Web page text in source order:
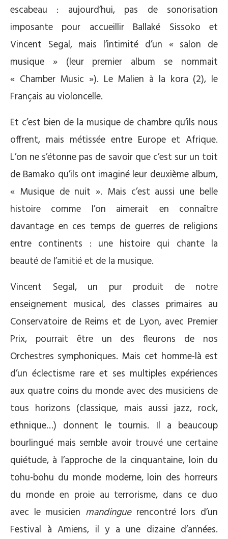
escabeau : aujourd’hui, pas de sonorisation
imposante pour accueillir Ballaké Sissoko et
Vincent Segal, mais l’intimité d’un « salon de
musique » (leur premier album se nommait
« Chamber Music »). Le Malien à la kora (2), le
Français au violoncelle.
Et c’est bien de la musique de chambre qu’ils nous
offrent, mais métissée entre Europe et Afrique.
L’on ne s’étonne pas de savoir que c’est sur un toit
de Bamako qu’ils ont imaginé leur deuxième album,
« Musique de nuit ». Mais c’est aussi une belle
histoire comme l’on aimerait en connaître
davantage en ces temps de guerres de religions
entre continents : une histoire qui chante la
beauté de l’amitié et de la musique.
Vincent Segal, un pur produit de notre
enseignement musical, des classes primaires au
Conservatoire de Reims et de Lyon, avec Premier
Prix, pourrait être un des fleurons de nos
Orchestres symphoniques. Mais cet homme-là est
d’un éclectisme rare et ses multiples expériences
aux quatre coins du monde avec des musiciens de
tous horizons (classique, mais aussi jazz, rock,
ethnique…) donnent le tournis. Il a beaucoup
bourlingué mais semble avoir trouvé une certaine
quiétude, à l’approche de la cinquantaine, loin du
tohu-bohu du monde moderne, loin des horreurs
du monde en proie au terrorisme, dans ce duo
avec le musicien mandinguerencontré lors d’un
Festival à Amiens, il y a une dizaine d’années.